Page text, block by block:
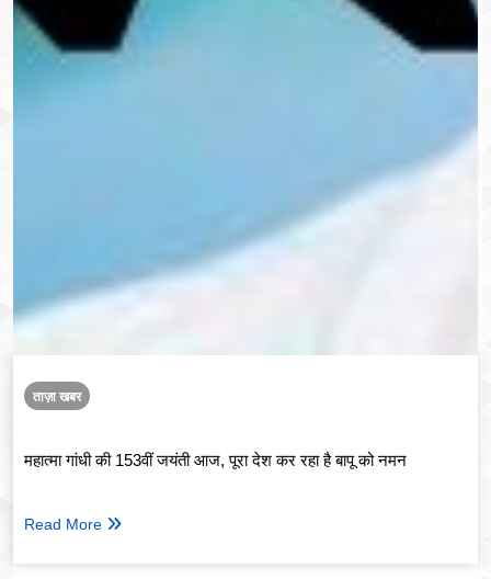
ताज़ा खबर
महात्मा गांधी की 153वीं जयंती आज, पूरा देश कर रहा है बापू को नमन
Read More